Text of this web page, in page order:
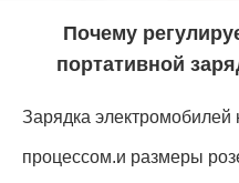
Почему
портативной
Зарядка
процессом.и размеры